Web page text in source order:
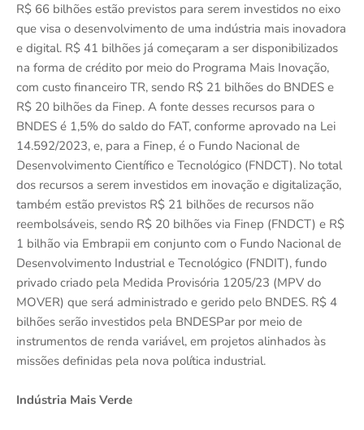
R$ 66 bilhões estão previstos para serem investidos no eixo
que visa o desenvolvimento de uma indústria mais inovadora
e digital. R$ 41 bilhões já começaram a ser disponibilizados
na forma de crédito por meio do Programa Mais Inovação,
com custo financeiro TR, sendo R$ 21 bilhões do BNDES e
R$ 20 bilhões da Finep. A fonte desses recursos para o
BNDES é 1,5% do saldo do FAT, conforme aprovado na Lei
14.592/2023, e, para a Finep, é o Fundo Nacional de
Desenvolvimento Científico e Tecnológico (FNDCT). No total
dos recursos a serem investidos em inovação e digitalização,
também estão previstos R$ 21 bilhões de recursos não
reembolsáveis, sendo R$ 20 bilhões via Finep (FNDCT) e R$
1 bilhão via Embrapii em conjunto com o Fundo Nacional de
Desenvolvimento Industrial e Tecnológico (FNDIT), fundo
privado criado pela Medida Provisória 1205/23 (MPV do
MOVER) que será administrado e gerido pelo BNDES. R$ 4
bilhões serão investidos pela BNDESPar por meio de
instrumentos de renda variável, em projetos alinhados às
missões definidas pela nova política industrial.
Indústria Mais Verde